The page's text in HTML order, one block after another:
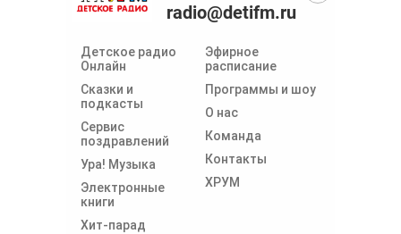
Детское радио
Онлайн
Сказки и
подкасты
Сервис
поздравлений
Ура! Музыка
Электронные
книги
Хит-парад
Эфирное
расписание
Программы и шоу
О нас
Команда
Контакты
ХРУМ
radio@detifm.ru